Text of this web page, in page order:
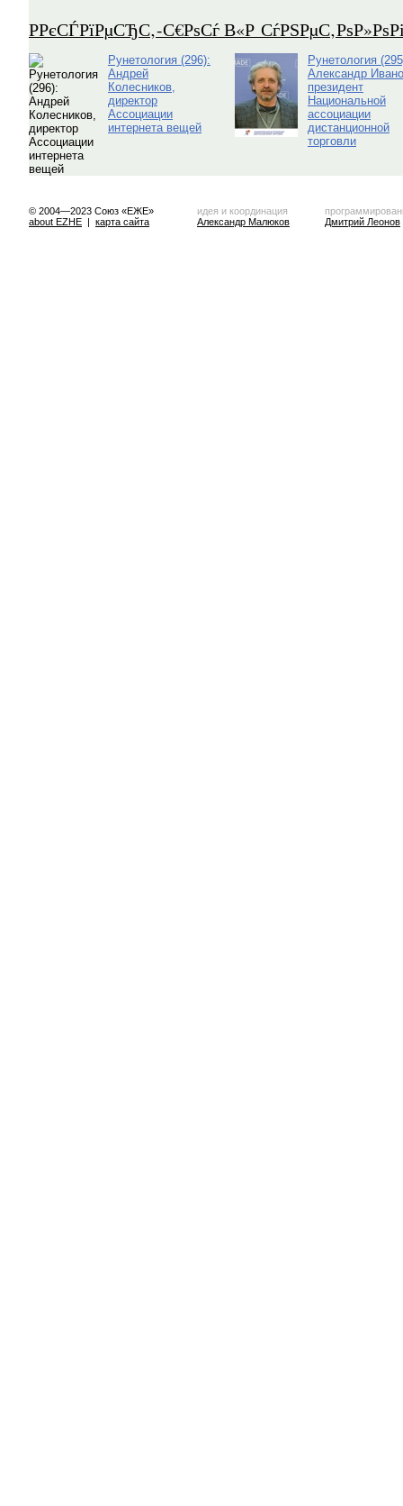
Р­РєСЃРїРµСЂС‚-С€РѕСѓ В«Р
Рунетология (296):
Андрей
Колесников,
директор
Ассоциации
интернета вещей
Рунетология
Александр
президент
Национальной
ассоциации
дистанционной
торговли
© 2004—2023 Союз «ЕЖЕ»
about EZHE | карта сайта
идея и координация
Александр Малюков
Дмитрий Леонов